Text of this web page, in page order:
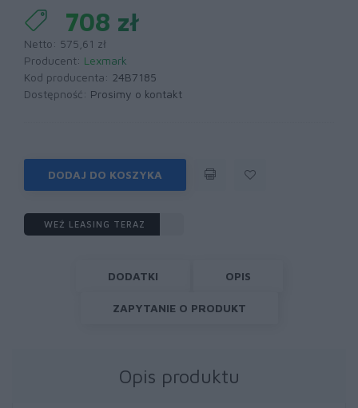
708 zł
Netto: 575,61 zł
Producent: Lexmark
Kod producenta: 24B7185
Dostępność: Prosimy o kontakt
DODAJ DO KOSZYKA
WEŹ LEASING TERAZ
DODATKI OPIS
ZAPYTANIE O PRODUKT
Opis produktu